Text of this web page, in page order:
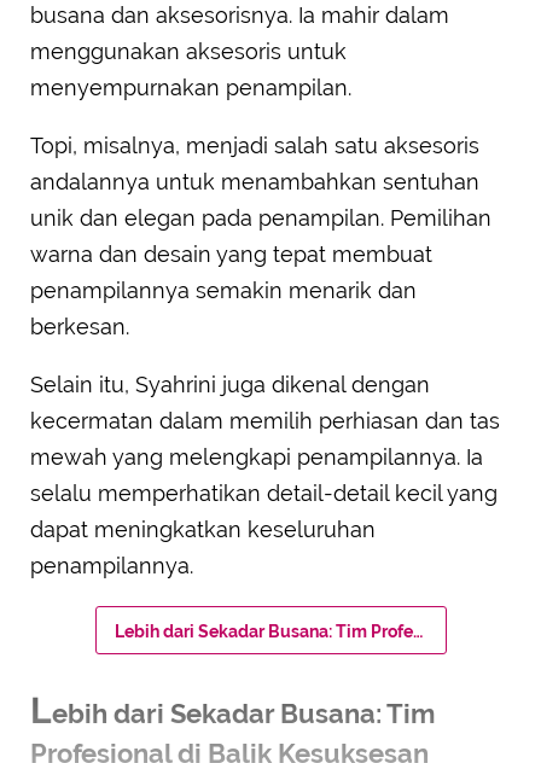
busana dan aksesorisnya. Ia mahir dalam
menggunakan aksesoris untuk
menyempurnakan penampilan.
Topi, misalnya, menjadi salah satu aksesoris
andalannya untuk menambahkan sentuhan
unik dan elegan pada penampilan. Pemilihan
warna dan desain yang tepat membuat
penampilannya semakin menarik dan
berkesan.
Selain itu, Syahrini juga dikenal dengan
kecermatan dalam memilih perhiasan dan tas
mewah yang melengkapi penampilannya. Ia
selalu memperhatikan detail-detail kecil yang
dapat meningkatkan keseluruhan
penampilannya.
Lebih dari Sekadar Busana: Tim Profesional di Balik Kesuksesan
Lebih dari Sekadar Busana: Tim
Profesional di Balik Kesuksesan